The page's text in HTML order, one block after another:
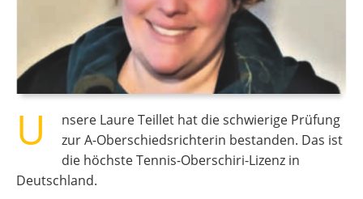
U
nsere Laure Teillet hat die schwierige Prüfung
zur A-Oberschiedsrichterin bestanden. Das ist
die höchste Tennis-Oberschiri-Lizenz in
Deutschland.